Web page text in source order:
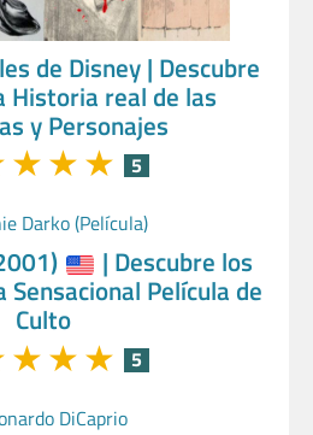
de Disney | Descubre
Historia real de las
y Personajes
★★★ 5
| Descubre los
Película de
Culto
★★★ 5